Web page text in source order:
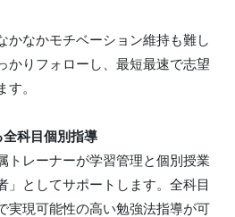
かなかモチベーション維持も難し
かりフォローし、最短最速で志望
。
科目個別指導
トレーナーが学習管理と個別授業
」としてサポートします。全科目
実現可能性の高い勉強法指導が可